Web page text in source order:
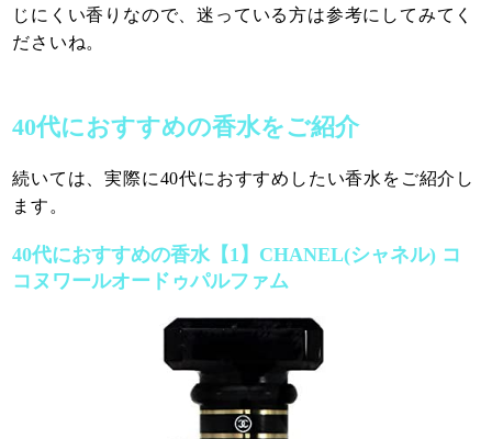
じにくい香りなので、迷っている方は参考にしてみてく
ださいね。
40代におすすめの香水をご紹介
続いては、実際に40代におすすめしたい香水をご紹介し
ます。
40代におすすめの香水【1】CHANEL(シャネル) コ
コヌワールオードゥパルファム